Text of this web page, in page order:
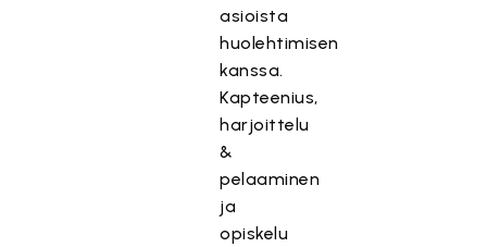
asioista
huolehtimisen
kanssa.
Kapteenius,
harjoittelu
&
pelaaminen
ja
opiskelu